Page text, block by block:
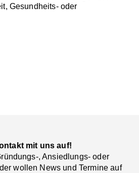
Gesundheits- oder
mit uns auf!
, Ansiedlungs- oder
wollen News und Termine auf